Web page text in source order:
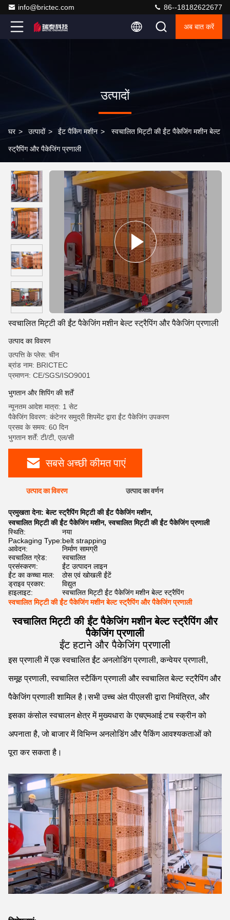
info@brictec.com 86--18182622677
अब बात करें
उत्पादों
घर > उत्पादों > ईंट पैकिंग मशीन > स्वचालित मिट्टी की ईंट पैकेजिंग मशीन बेल्ट
स्ट्रैपिंग और पैकेजिंग प्रणाली
स्वचालित मिट्टी की ईंट पैकेजिंग मशीन बेल्ट स्ट्रैपिंग और पैकेजिंग प्रणाली
उत्पाद का विवरण
उत्पत्ति के प्लेस: चीन
ब्रांड नाम: BRICTEC
प्रमाणन: CE/SGS/ISO9001
भुगतान और शिपिंग की शर्तें
न्यूनतम आदेश मात्रा: 1 सेट
पैकेजिंग विवरण: कंटेनर समुद्री शिपमेंट द्वारा ईंट पैकेजिंग उपकरण
प्रसव के समय: 60 दिन
भुगतान शर्तें: टी/टी, एल/सी
सबसे अच्छी कीमत पाएं
उत्पाद का विवरण उत्पाद का वर्णन
प्रमुखता देना:बेल्ट स्ट्रैपिंग मिट्टी की ईंट पैकेजिंग मशीन,
स्वचालित मिट्टी की ईंट पैकेजिंग मशीन,स्वचालित मिट्टी की ईंट पैकेजिंग प्रणाली
स्थिति:
नया
Packaging Type:belt strapping
आवेदन:
निर्माण सामग्री
स्वचालित ग्रेड:
स्वचालित
प्रसंस्करण:
ईंट उत्पादन लाइन
ईंट का कच्चा माल:
ठोस एवं खोखली ईंटें
ड्राइव प्रकार:
विद्युत
हाइलाइट:
स्वचालित मिट्टी ईंट पैकेजिंग मशीन बेल्ट स्ट्रैपिंग
स्वचालित मिट्टी की ईंट पैकेजिंग मशीन बेल्ट स्ट्रैपिंग और पैकेजिंग प्रणाली
स्वचालित मिट्टी की ईंट पैकेजिंग मशीन बेल्ट स्ट्रैपिंग और
पैकेजिंग प्रणाली
ईंट हटाने और पैकेजिंग प्रणाली
इस प्रणाली में एक स्वचालित ईंट अनलोडिंग प्रणाली, कन्वेयर प्रणाली,
समूह प्रणाली, स्वचालित स्टैकिंग प्रणाली और स्वचालित बेल्ट स्ट्रैपिंग और
पैकेजिंग प्रणाली शामिल है।सभी उच्च अंत पीएलसी द्वारा नियंत्रित, और
इसका कंसोल स्वचालन क्षेत्र में मुख्यधारा के एचएमआई टच स्क्रीन को
अपनाता है, जो बाजार में विभिन्न अनलोडिंग और पैकिंग आवश्यकताओं को
पूरा कर सकता है।